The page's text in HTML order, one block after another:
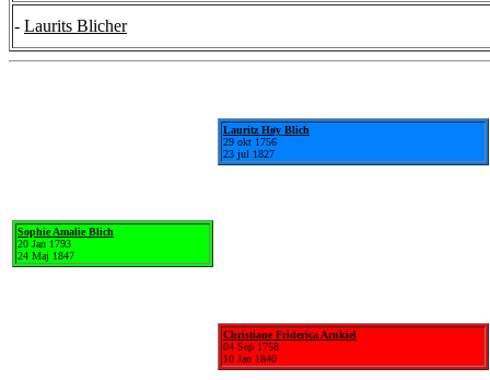
- Laurits Blicher
Sophie Amalie Blich
20 Jan 1793
24 Maj 1847
Lauritz Høy Blich
29 okt 1756
23 jul 1827
Christiane Friderica Arnkiel
04 Sep 1758
10 Jan 1840